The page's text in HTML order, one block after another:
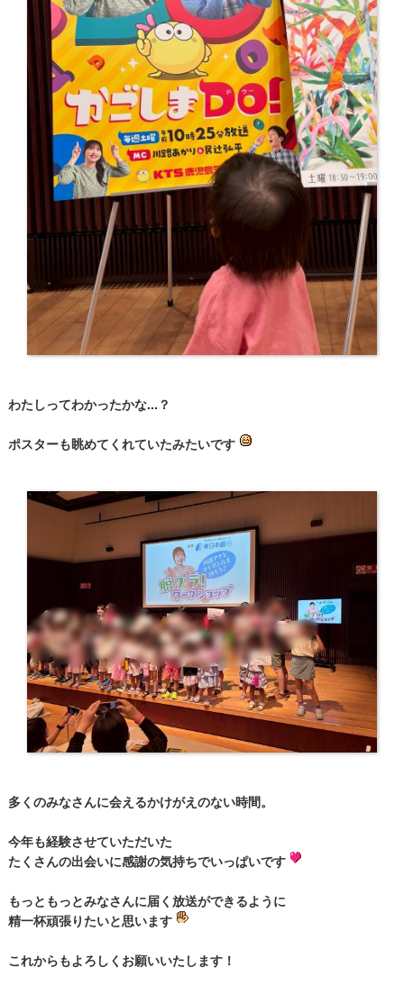
わたしってわかったかな...？
ポスターも眺めてくれていたみたいです
多くのみなさんに会えるかけがえのない時間。
今年も経験させていただいた
たくさんの出会いに感謝の気持ちでいっぱいです
もっともっとみなさんに届く放送ができるように
精一杯頑張りたいと思います
これからもよろしくお願いいたします！